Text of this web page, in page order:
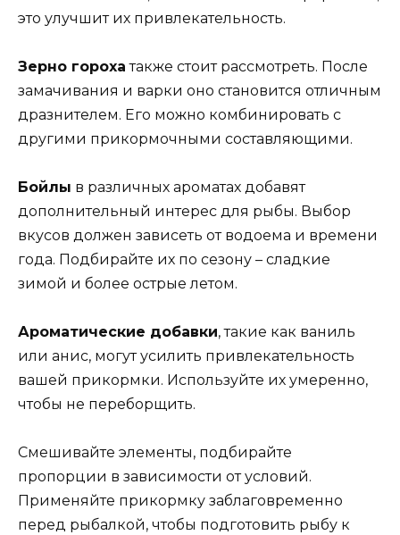
это улучшит их привлекательность.
Зерно гороха также стоит рассмотреть. После
замачивания и варки оно становится отличным
дразнителем. Его можно комбинировать с
другими прикормочными составляющими.
Бойлы в различных ароматах добавят
дополнительный интерес для рыбы. Выбор
вкусов должен зависеть от водоема и времени
года. Подбирайте их по сезону – сладкие
зимой и более острые летом.
Ароматические добавки, такие как ваниль
или анис, могут усилить привлекательность
вашей прикормки. Используйте их умеренно,
чтобы не переборщить.
Смешивайте элементы, подбирайте
пропорции в зависимости от условий.
Применяйте прикормку заблаговременно
перед рыбалкой, чтобы подготовить рыбу к